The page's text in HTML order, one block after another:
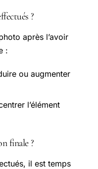
?
après l’avoir
:
ou augmenter
l’élément
finale ?
il est temps